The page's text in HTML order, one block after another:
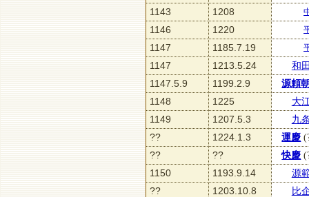
1143
1208
1146 1220
1147 1185.7.19
1147 1213.5.24
和
1147.5.9
1199.2.9
源頼
1148
1225
大
1149
1207.5.3
九
??
1224.1.3 運慶
??
?? 快慶
1150
1193.9.14
源
??
1203.10.8
比